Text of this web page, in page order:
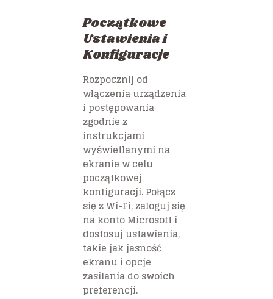
Początkowe
Ustawienia i
Konfiguracje
Rozpocznij od
włączenia urządzenia
i postępowania
zgodnie z
instrukcjami
wyświetlanymi na
ekranie w celu
początkowej
konfiguracji. Połącz
się z Wi-Fi, zaloguj się
na konto Microsoft i
dostosuj ustawienia,
takie jak jasność
ekranu i opcje
zasilania do swoich
preferencji.